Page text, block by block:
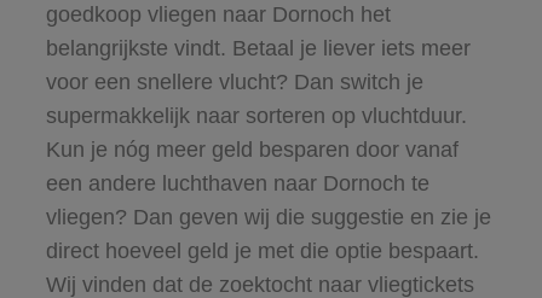
goedkoop vliegen naar Dornoch het
belangrijkste vindt. Betaal je liever iets meer
voor een snellere vlucht? Dan switch je
supermakkelijk naar sorteren op vluchtduur.
Kun je nóg meer geld besparen door vanaf
een andere luchthaven naar Dornoch te
vliegen? Dan geven wij die suggestie en zie je
direct hoeveel geld je met die optie bespaart.
Wij vinden dat de zoektocht naar vliegtickets